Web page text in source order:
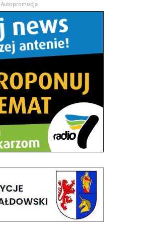
Autopromocja